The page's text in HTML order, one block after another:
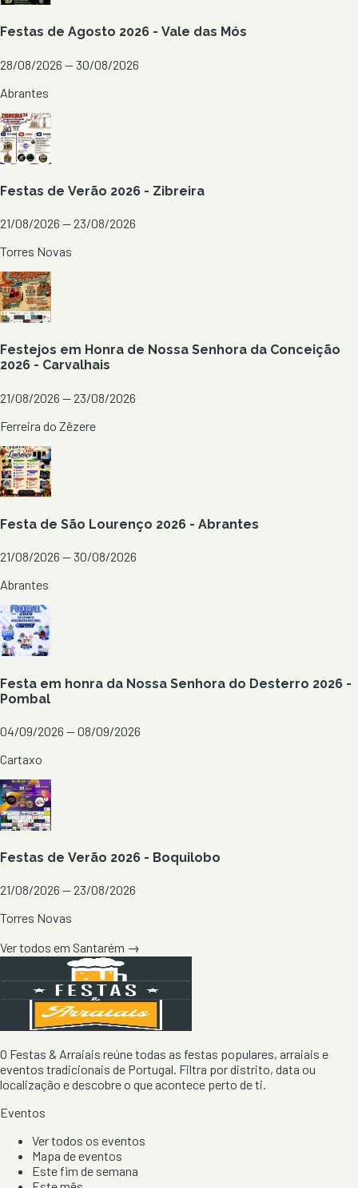
Festas de Agosto 2026 - Vale das Mós
28/08/2026 — 30/08/2026
Abrantes
Festas de Verão 2026 - Zibreira
21/08/2026 — 23/08/2026
Torres Novas
Festejos em Honra de Nossa Senhora da Conceição
2026 - Carvalhais
21/08/2026 — 23/08/2026
Ferreira do Zêzere
Festa de São Lourenço 2026 - Abrantes
21/08/2026 — 30/08/2026
Abrantes
Festa em honra da Nossa Senhora do Desterro 2026 -
Pombal
04/09/2026 — 08/09/2026
Cartaxo
Festas de Verão 2026 - Boquilobo
21/08/2026 — 23/08/2026
Torres Novas
Ver todos em Santarém →
O Festas & Arraiais reúne todas as festas populares, arraiais e
eventos tradicionais de Portugal. Filtra por distrito, data ou
localização e descobre o que acontece perto de ti.
Eventos
Ver todos os eventos
Mapa de eventos
Este fim de semana